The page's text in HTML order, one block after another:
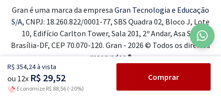
R$ 354,24 à vista
ou 12x R$ 29,52
Economize R$ 88,56 (-20%)
Comprar
Gran é uma marca da empresa Gran Tecnologia e Educação
S/A, CNPJ: 18.260.822/0001-77, SBS Quadra 02, Bloco J, Lote
10, Edifício Carlton Tower, Sala 201, 2º Andar, Asa Sul,
Brasília-DF, CEP 70.070-120. Gran - 2026 © Todos os direitos
reservados ®